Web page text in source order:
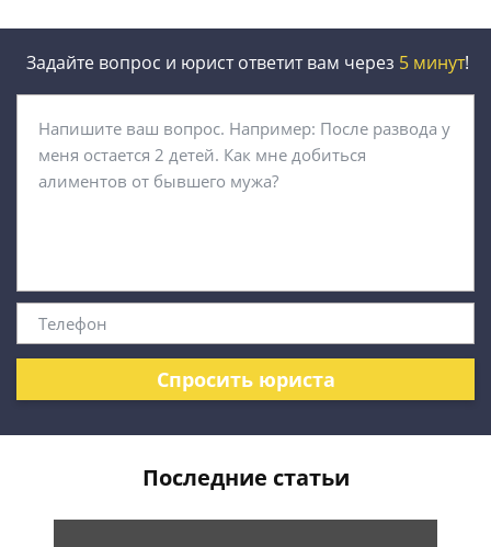
Задайте вопрос и юрист ответит вам через 5 минут!
Спросить юриста
Последние статьи